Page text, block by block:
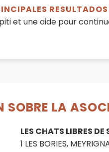
et une aide pour
LA
LES CHATS LIBRES DE
1 LES BORIES,